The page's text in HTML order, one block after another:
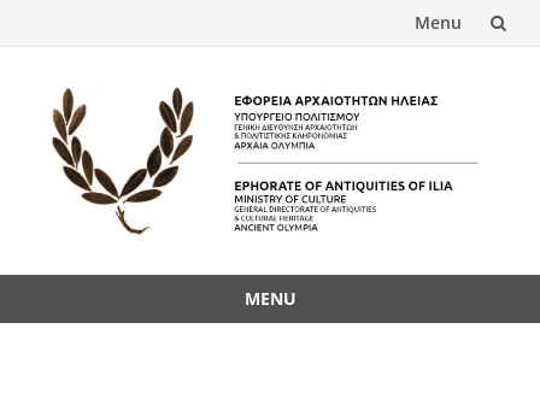
Menu
content
MENU